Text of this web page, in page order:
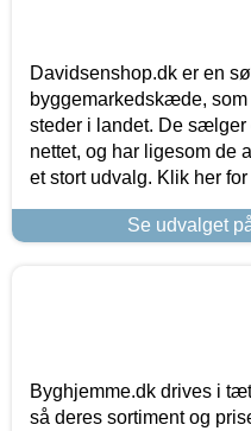
Davidsenshop.dk er en
byggemarkedskæde,
steder i landet. De
nettet, og har ligesom de
et stort udvalg. Klik her
Se udvalget
Byghjemme.dk drives i
så deres sortiment og